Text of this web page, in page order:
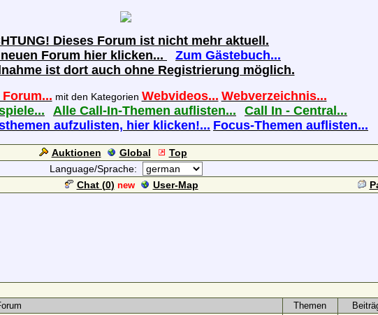
Dieses Forum ist nicht mehr aktuell.
Forum hier klicken...
Zum Gästebuch...
ist dort auch ohne Registrierung möglich.
mit den Kategorien Webvideos... Webverzeichnis...
Alle Call-In-Themen auflisten...
Call In - Central...
aufzulisten, hier klicken!... Focus-Themen auflisten...
Auktionen Global Top
Language/Sprache:
Chat (0) new User-Map
Themen